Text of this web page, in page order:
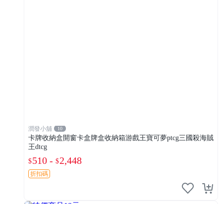
潤發小舖 10
卡牌收納盒開窗卡盒牌盒收納箱游戲王寶可夢ptcg三國殺海賊
王dtcg
$510 - $2,448
折扣碼